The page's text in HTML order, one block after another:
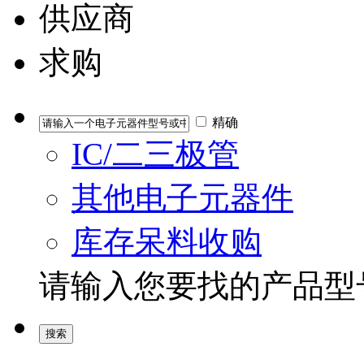
供应商
求购
精确
IC/二三极管
其他电子元器件
库存呆料收购
请输入您要找的产品型